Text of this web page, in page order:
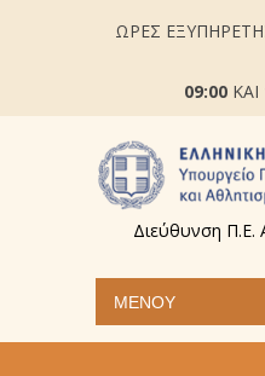
ΩΡΕΣ
09:00 ΚΑΙ
Διεύθυνση Π.Ε.
ΜΕΝΟΎ